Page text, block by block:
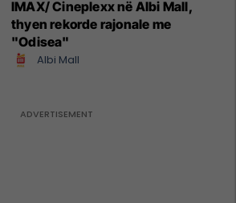
IMAX/ Cineplexx në Albi Mall,
thyen rekorde rajonale me
"Odisea"
Albi Mall